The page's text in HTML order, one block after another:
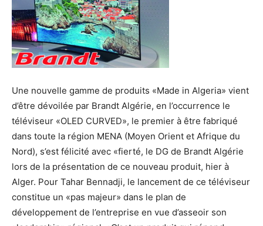
Une nouvelle gamme de produits «Made in Algeria» vient
d’être dévoilée par Brandt Algérie, en l’occurrence le
téléviseur «OLED CURVED», le premier à être fabriqué
dans toute la région MENA (Moyen Orient et Afrique du
Nord), s’est félicité avec «fierté, le DG de Brandt Algérie
lors de la présentation de ce nouveau produit, hier à
Alger. Pour Tahar Bennadji, le lancement de ce téléviseur
constitue un «pas majeur» dans le plan de
développement de l’entreprise en vue d’asseoir son